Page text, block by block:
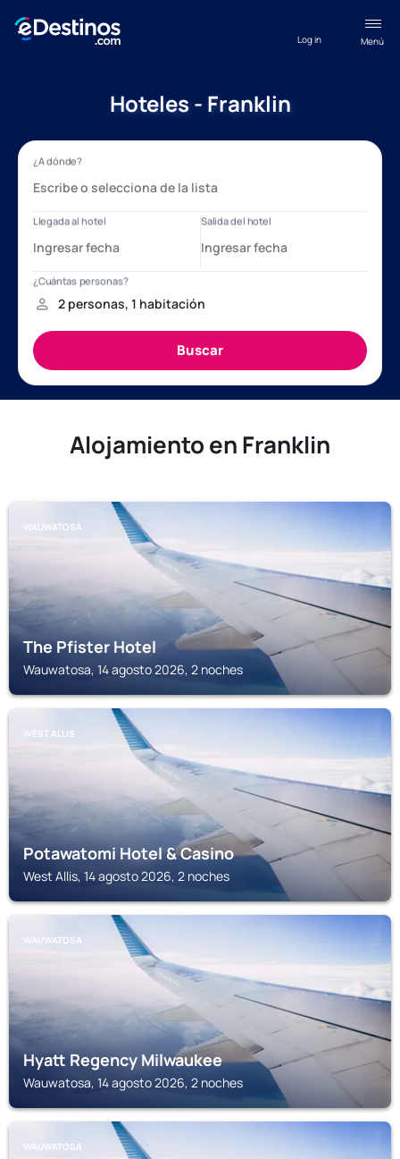
Menú
Log in
Hoteles - Franklin
Alojamiento en Franklin
WAUWATOSA
The Pfister Hotel
Wauwatosa, 14 agosto 2026, 2 noches
WEST ALLIS
Potawatomi Hotel & Casino
West Allis, 14 agosto 2026, 2 noches
WAUWATOSA
Hyatt Regency Milwaukee
Wauwatosa, 14 agosto 2026, 2 noches
WAUWATOSA